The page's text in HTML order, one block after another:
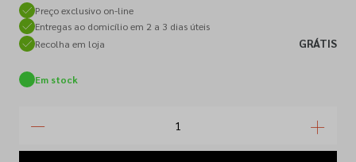
Preço exclusivo on-line
Entregas ao domicílio em 2 a 3 dias úteis
Recolha em loja
GRÁTIS
Em stock